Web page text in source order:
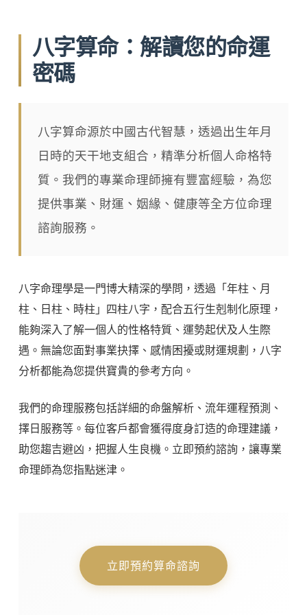
八字算命：解讀您的命運
密碼
八字算命源於中國古代智慧，透過出生年月
日時的天干地支組合，精準分析個人命格特
質。我們的專業命理師擁有豐富經驗，為您
提供事業、財運、姻緣、健康等全方位命理
諮詢服務。
八字命理學是一門博大精深的學問，透過「年柱、月
柱、日柱、時柱」四柱八字，配合五行生剋制化原理，
能夠深入了解一個人的性格特質、運勢起伏及人生際
遇。無論您面對事業抉擇、感情困擾或財運規劃，八字
分析都能為您提供寶貴的參考方向。
我們的命理服務包括詳細的命盤解析、流年運程預測、
擇日服務等。每位客戶都會獲得度身訂造的命理建議，
助您趨吉避凶，把握人生良機。立即預約諮詢，讓專業
命理師為您指點迷津。
立即預約算命諮詢